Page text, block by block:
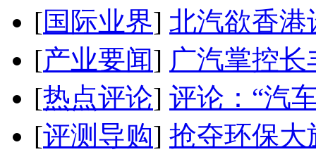
[国际业界] 北汽欲香港
[产业要闻] 广汽掌控
[热点评论] 评论：“汽
[评测导购] 抢夺环保大